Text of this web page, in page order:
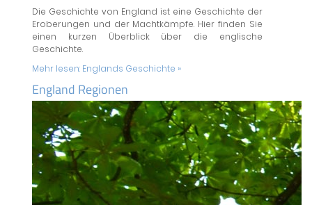
Die Geschichte von England ist eine Geschichte der
Eroberungen und der Machtkämpfe. Hier finden Sie
einen kurzen Überblick über die englische
Geschichte.
Mehr lesen: Englands Geschichte »
England Regionen